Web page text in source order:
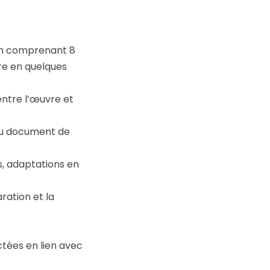
comprenant 8
en quelques
l’œuvre et
document de
adaptations en
et la
en lien avec